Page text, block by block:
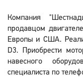
Компания
продавцом
Европы и США.
D3. Приобрести
навесного
специалиста по